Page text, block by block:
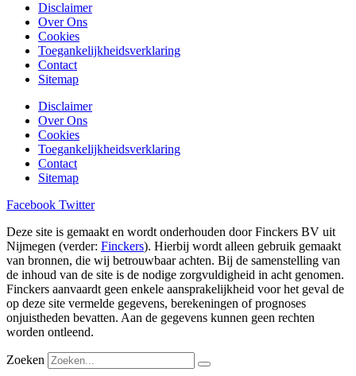
Disclaimer
Over Ons
Cookies
Toegankelijkheidsverklaring
Contact
Sitemap
Disclaimer
Over Ons
Cookies
Toegankelijkheidsverklaring
Contact
Sitemap
Facebook Twitter
Deze site is gemaakt en wordt onderhouden door Finckers BV uit
Nijmegen (verder: Finckers). Hierbij wordt alleen gebruik gemaakt
van bronnen, die wij betrouwbaar achten. Bij de samenstelling van
de inhoud van de site is de nodige zorgvuldigheid in acht genomen.
Finckers aanvaardt geen enkele aansprakelijkheid voor het geval de
op deze site vermelde gegevens, berekeningen of prognoses
onjuistheden bevatten. Aan de gegevens kunnen geen rechten
worden ontleend.
Zoeken